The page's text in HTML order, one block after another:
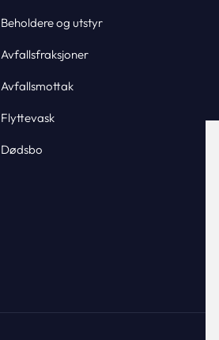
Beholdere og utstyr
Avfallsfraksjoner
Avfallsmottak
Flyttevask
Dødsbo